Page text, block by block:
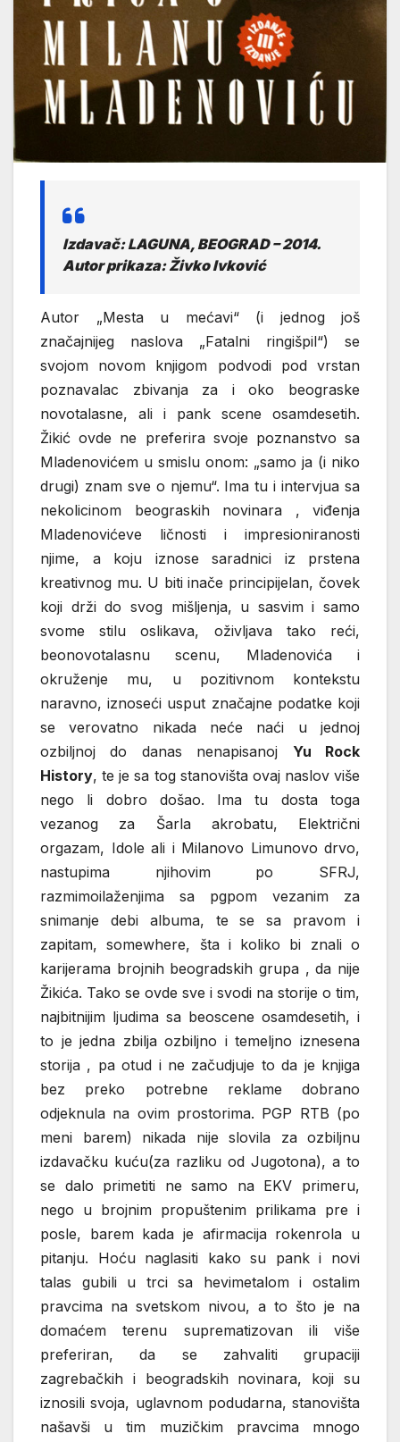
Izdavač: LAGUNA, BEOGRAD – 2014.
Autor prikaza: Živko Ivković
Autor „Mesta u mećavi“ (i jednog još
značajnijeg naslova „Fatalni ringišpil“) se
svojom novom knjigom podvodi pod vrstan
poznavalac zbivanja za i oko beograske
novotalasne, ali i pank scene osamdesetih.
Žikić ovde ne preferira svoje poznanstvo sa
Mladenovićem u smislu onom: „samo ja (i niko
drugi) znam sve o njemu“. Ima tu i intervjua sa
nekolicinom beograskih novinara , viđenja
Mladenovićeve ličnosti i impresioniranosti
njime, a koju iznose saradnici iz prstena
kreativnog mu. U biti inače principijelan, čovek
koji drži do svog mišljenja, u sasvim i samo
svome stilu oslikava, oživljava tako reći,
beonovotalasnu scenu, Mladenovića i
okruženje mu, u pozitivnom kontekstu
naravno, iznoseći usput značajne podatke koji
se verovatno nikada neće naći u jednoj
ozbiljnoj do danas nenapisanoj Yu Rock
History, te je sa tog stanovišta ovaj naslov više
nego li dobro došao. Ima tu dosta toga
vezanog za Šarla akrobatu, Električni
orgazam, Idole ali i Milanovo Limunovo drvo,
nastupima njihovim po SFRJ,
razmimoilaženjima sa pgpom vezanim za
snimanje debi albuma, te se sa pravom i
zapitam, somewhere, šta i koliko bi znali o
karijerama brojnih beogradskih grupa , da nije
Žikića. Tako se ovde sve i svodi na storije o tim,
najbitnijim ljudima sa beoscene osamdesetih, i
to je jedna zbilja ozbiljno i temeljno iznesena
storija , pa otud i ne začudjuje to da je knjiga
bez preko potrebne reklame dobrano
odjeknula na ovim prostorima. PGP RTB (po
meni barem) nikada nije slovila za ozbiljnu
izdavačku kuću(za razliku od Jugotona), a to
se dalo primetiti ne samo na EKV primeru,
nego u brojnim propuštenim prilikama pre i
posle, barem kada je afirmacija rokenrola u
pitanju. Hoću naglasiti kako su pank i novi
talas gubili u trci sa hevimetalom i ostalim
pravcima na svetskom nivou, a to što je na
domaćem terenu suprematizovan ili više
preferiran, da se zahvaliti grupaciji
zagrebačkih i beogradskih novinara, koji su
iznosili svoja, uglavnom podudarna, stanovišta
našavši u tim muzičkim pravcima mnogo